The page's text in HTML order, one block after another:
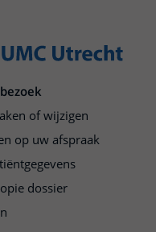
of wijzigen
op uw afspraak
dossier